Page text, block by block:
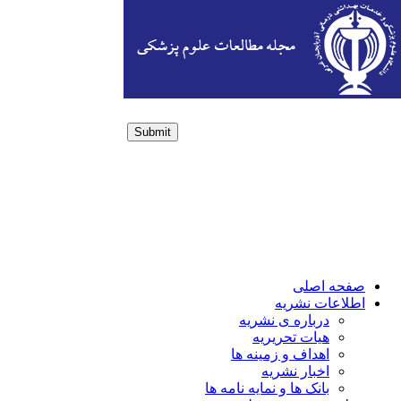
Submit
صفحه اصلی
اطلاعات نشریه
درباره ی نشریه
هیات تحریریه
اهداف و زمینه ها
اخبار نشریه
بانک ها و نمایه نامه ها